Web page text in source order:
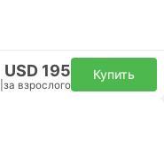
USD 195
за взрослого
Купить